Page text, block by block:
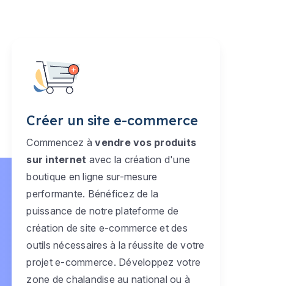
Créer un site e-commerce
Commencez àvendre vos produits
sur internet avec la création d'une
boutique en ligne sur-mesure
performante. Bénéficez de la
puissance de notre plateforme de
création de site e-commerce et des
outils nécessaires à la réussite de votre
projet e-commerce. Développez votre
zone de chalandise au national ou à